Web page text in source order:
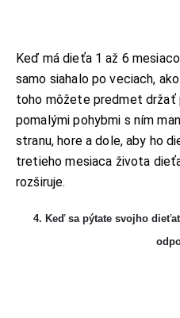
Keď má dieťa 1 až 6
samo siahalo po veciach,
toho môžete predmet držať
pomalými pohybmi s ním
stranu, hore a dole, aby ho
tretieho mesiaca života
rozširuje.
4. Keď sa pýtate svojho